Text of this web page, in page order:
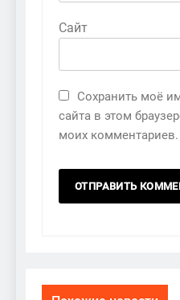
Сайт
Сохранить моё
сайта в этом
моих комментариев.